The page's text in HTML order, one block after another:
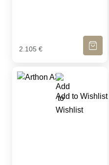
2.105 €
IN DEN
Add to Wishlist